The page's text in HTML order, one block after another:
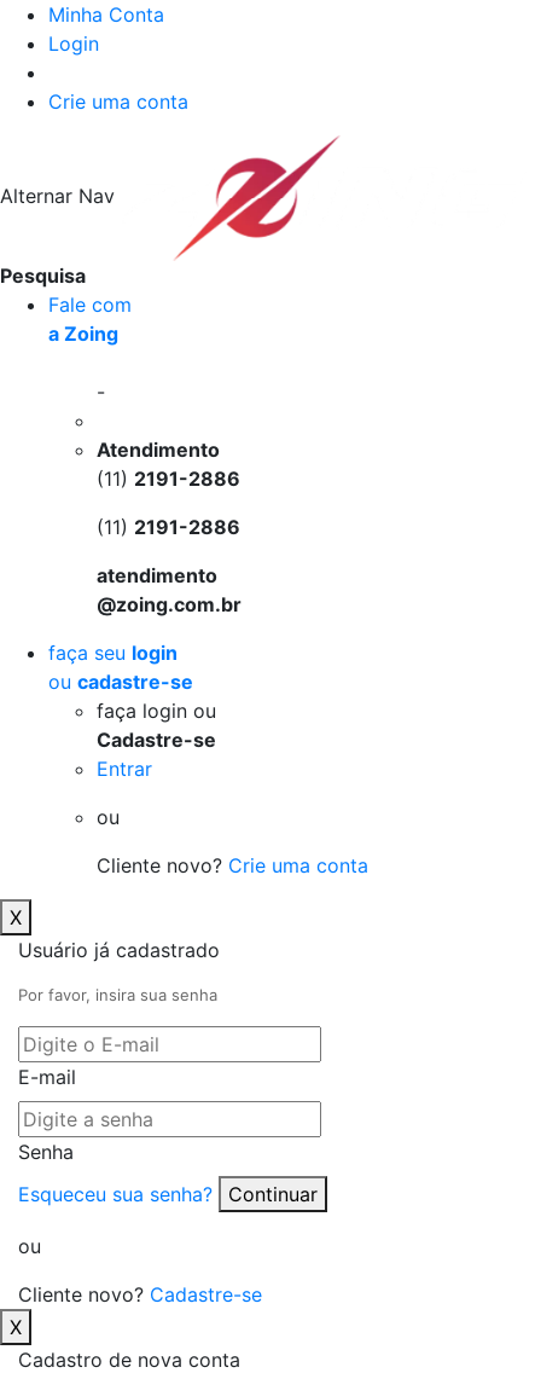
Minha Conta
Login
Crie uma conta
Alternar Nav
Pesquisa
Fale com
a Zoing
-
Atendimento
(11) 2191-2886
(11) 2191-2886
atendimento
@zoing.com.br
faça seu login
ou cadastre-se
faça login ou
Cadastre-se
Entrar
ou
Cliente novo? Crie uma conta
X
Usuário já cadastrado
Por favor, insira sua senha
E-mail
Senha
Esqueceu sua senha?
Continuar
ou
Cliente novo? Cadastre-se
X
Cadastro de nova conta